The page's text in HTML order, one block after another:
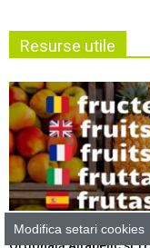
Resurse utile
Fructe cu Poze – Listă
Ordonată Alfabetic şi
Modifica setari cookies